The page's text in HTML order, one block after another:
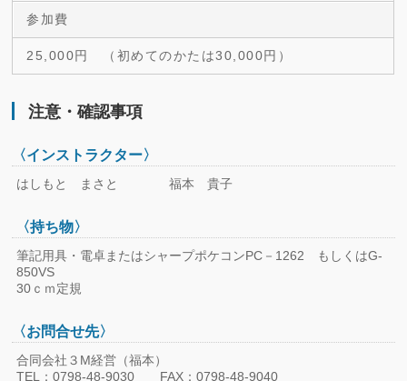
参加費
25,000円 （初めてのかたは30,000円）
注意・確認事項
〈インストラクター〉
はしもと まさと 福本 貴子
〈持ち物〉
筆記用具・電卓またはシャープポケコンPC－1262 もしくはG-
850VS
30ｃｍ定規
〈お問合せ先〉
合同会社３M経営（福本）
TEL：0798-48-9030 FAX：0798-48-9040